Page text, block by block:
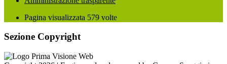
Pagina visualizzata 579 volte
Sezione Copyright